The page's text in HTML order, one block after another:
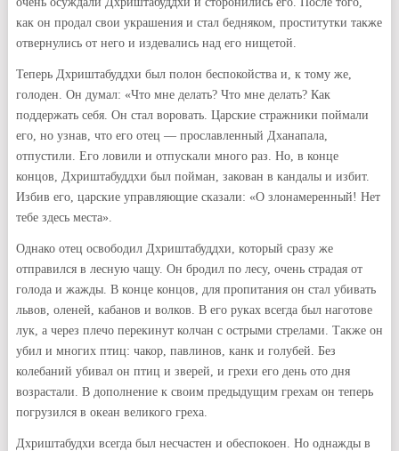
как он продал свои украшения и стал бедняком, проститутки также
отвернулись от него и издевались над его нищетой.
Теперь Дхриштабуддхи был полон беспокойства и, к тому же,
голоден. Он думал: «Что мне делать? Что мне делать? Как
поддержать себя. Он стал воровать. Царские стражники поймали
его, но узнав, что его отец — прославленный Дханапала,
отпустили. Его ловили и отпускали много раз. Но, в конце
концов, Дхриштабуддхи был пойман, закован в кандалы и избит.
Избив его, царские управляющие сказали: «О злонамеренный! Нет
тебе здесь места».
Однако отец освободил Дхриштабуддхи, который сразу же
отправился в лесную чащу. Он бродил по лесу, очень страдая от
голода и жажды. В конце концов, для пропитания он стал убивать
львов, оленей, кабанов и волков. В его руках всегда был наготове
лук, а через плечо перекинут колчан с острыми стрелами. Также он
убил и многих птиц: чакор, павлинов, канк и голубей. Без
колебаний убивал он птиц и зверей, и грехи его день ото дня
возрастали. В дополнение к своим предыдущим грехам он теперь
погрузился в океан великого греха.
Дхриштабудхи всегда был несчастен и обеспокоен. Но однажды в